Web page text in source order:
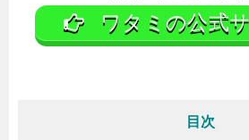
ワタミの公式
目次